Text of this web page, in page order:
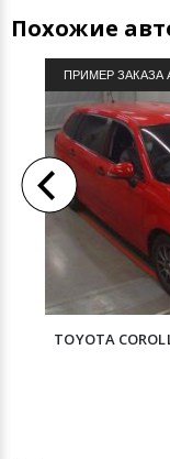
Похожие
ПРИМЕР
TOYOTA